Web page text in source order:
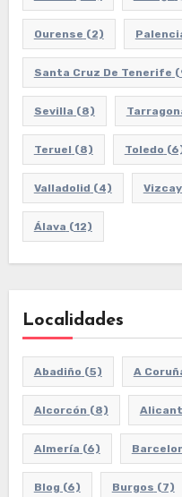
Ourense (2)
Santa Cruz De Tenerife
Sevilla (8)
Teruel (8) Toledo
Valladolid (4)
Álava (12)
Localidades
Abadiño (5) A
Alcorcón (8)
Almería (6)
Blog (6) Burgos (7)